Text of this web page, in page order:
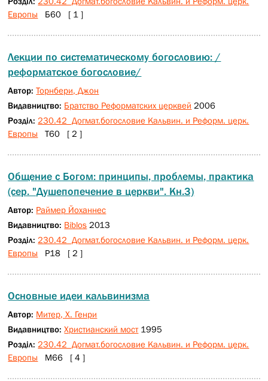
Европы Б60 [ 1 ]
Лекции по систематическому богословию: /
реформатское богословие/
Автор:Торнбери, Джон
Видавництво: Братство Реформатских церквей 2006
Розділ: 230.42 Догмат.богословие Кальвин. и Реформ. церк.
Европы Т60 [ 2 ]
Общение с Богом: принципы, проблемы, практика
(сер. "Душепопечение в церкви". Кн.3)
Автор: Раймер Йоханнес
Видавництво: Biblos 2013
Розділ: 230.42 Догмат.богословие Кальвин. и Реформ. церк.
Европы Р18 [ 2 ]
Основные идеи кальвинизма
Автор: Митер, Х. Генри
Видавництво:Христианский мост1995
Розділ: 230.42 Догмат.богословие Кальвин. и Реформ. церк.
Европы М66 [ 4 ]